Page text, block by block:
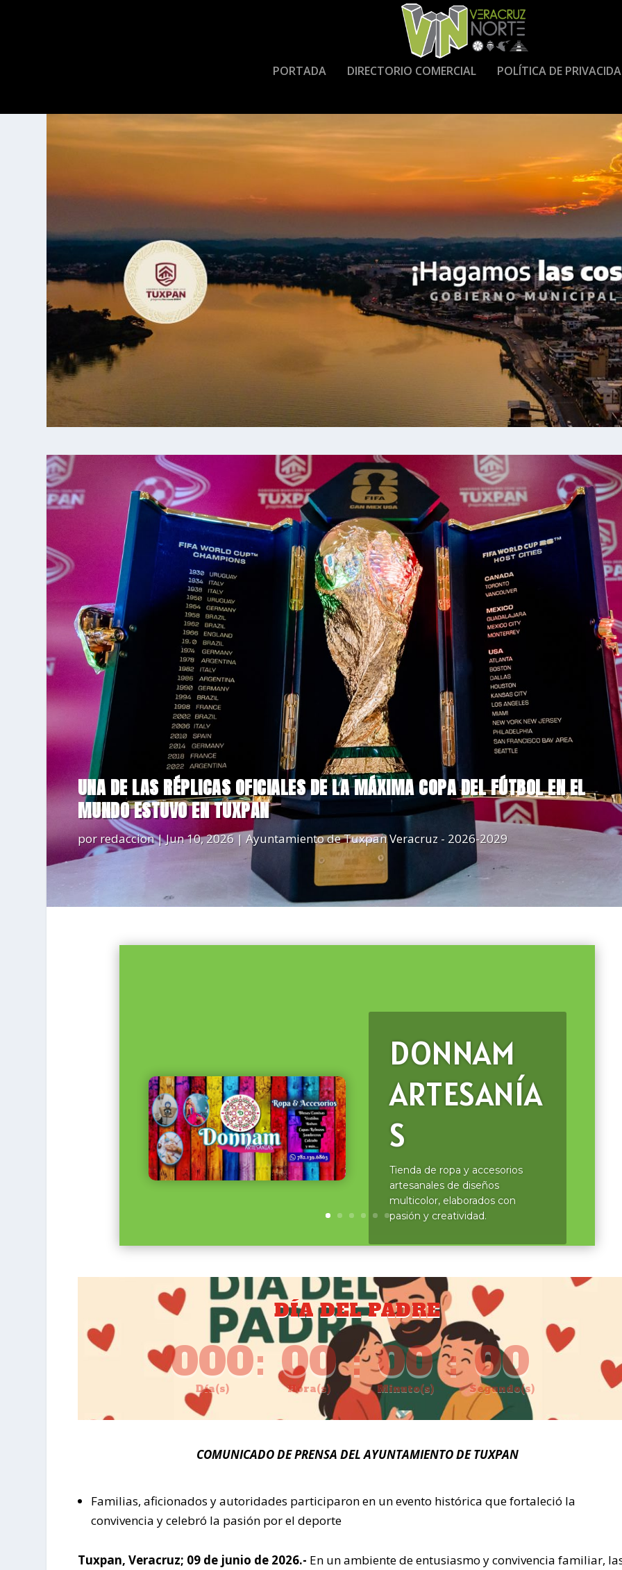
PORTADA DIRECTORIO COMERCIAL POLÍTICA DE
UNA DE LAS RÉPLICAS OFICIALES DE LA MÁXIMA COPA DEL FÚTBOL EN EL
MUNDO ESTUVO EN TUXPAN
porredaccion|Jun 10, 2026| Ayuntamiento de Tuxpan Veracruz - 2026-2029
DONNAM
ARTESANÍA
S
Tienda de ropa y accesorios
artesanales de diseños
multicolor, elaborados con
pasión y creatividad.
DÍA DEL PADRE
000
Día(s)
: 00
Hora(s)
: 00
Minuto(s)
: 00
Segundo(s)
COMUNICADO DE PRENSA DEL AYUNTAMIENTO DE TUXPAN
Familias, aficionados y autoridades participaron en un evento histórica que fortaleció la
convivencia y celebró la pasión por el deporte
Tuxpan, Veracruz; 09 de junio de 2026.- En un ambiente de entusiasmo y convivencia familiar,